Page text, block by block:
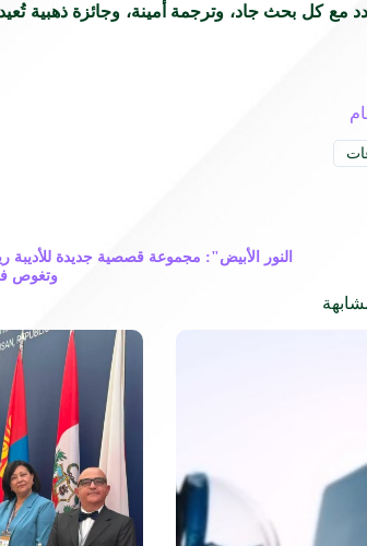
كل بحث جاد، وترجمة أمينة، وجائزة ذهبية
النور الأبيض": مجموعة قصصية جديدة للأديبة
وتغوص